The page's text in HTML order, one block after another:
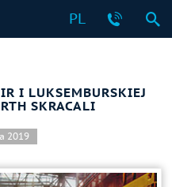
PL
I LUKSEMBURSKIEJ
SKRACALI
2019